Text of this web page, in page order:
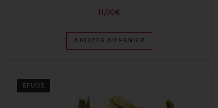
11,00€
AJOUTER AU PANIER
ÉPUISÉ